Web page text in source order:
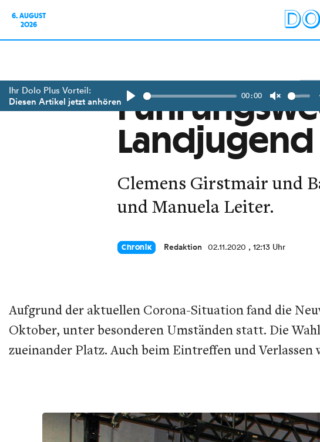
6. AUGUST
2026
Ihr Dolo Plus Vorteil:
Diesen Artikel jetzt anhören 00:00
Landjugend
Clemens Girstmair und
und Manuela Leiter.
Chronik Redaktion 02.11.2020 , 12:13 Uhr
Aufgrund der aktuellen Corona-Situation fand die
Oktober, unter besonderen Umständen statt. Die
zueinander Platz. Auch beim Eintreffen und